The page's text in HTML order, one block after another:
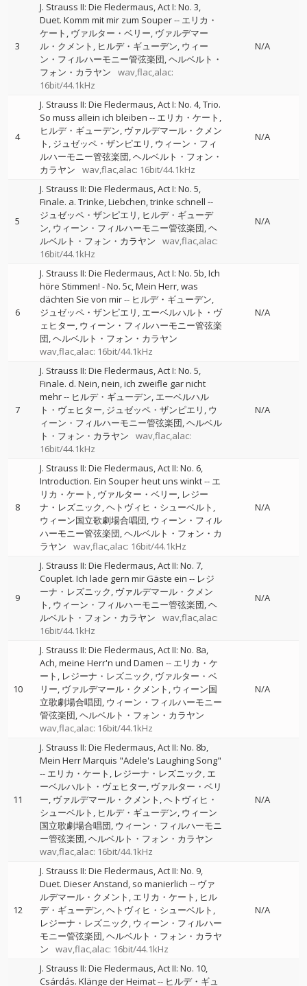
3
J. Strauss II: Die Fledermaus, Act I: No. 3,
Duet. Komm mit mir zum Souper-- エリカ・
ケート ヴァルター・ベリー ヴァルデマー
ル・クメント
ヒルデ・ギューデン ウィー
ン・フィルハーモニー管弦楽団 ヘルベルト・
フォン・カラヤン
wav,flac,alac:
16bit/44.1kHz
N/A
4
J. Strauss II: Die Fledermaus, Act I: No. 4, Trio.
So muss allein ich bleiben -- エリカ・ケート
ヒルデ・ギューデン ヴァルデマール・クメン
ト ジュゼッペ・ザンピエリ ウィーン・フィ
ルハーモニー管弦楽団 ヘルベルト・フォン・
カラヤン
wav,flac,alac: 16bit/44.1kHz
N/A
5
J. Strauss II: Die Fledermaus, Act I: No. 5,
Finale. a. Trinke, Liebchen, trinke schnell --
ジュゼッペ・ザンピエリ
ヒルデ・ギューデ
ン ウィーン・フィルハーモニー管弦楽団 ヘ
ルベルト・フォン・カラヤン
wav,flac,alac:
16bit/44.1kHz
N/A
6
J. Strauss II: Die Fledermaus, Act I: No. 5b, Ich
höre Stimmen! - No. 5c, Mein Herr, was
dächten Sie von mir-- ヒルデ・ギューデン
ジュゼッペ・ザンピエリ エーベルハルト・ヴ
ェヒター ウィーン・フィルハーモニー管弦楽
団 ヘルベルト・フォン・カラヤン
wav,flac,alac: 16bit/44.1kHz
N/A
7
J. Strauss II: Die Fledermaus, Act I: No. 5,
Finale. d. Nein, nein, ich zweifle gar nicht
mehr-- ヒルデ・ギューデン エーベルハル
ト・ヴェヒター ジュゼッペ・ザンピエリ ウ
ィーン・フィルハーモニー管弦楽団 ヘルベル
ト・フォン・カラヤン
wav,flac,alac:
16bit/44.1kHz
N/A
8
J. Strauss II: Die Fledermaus, Act II: No. 6,
Introduction. Ein Souper heut uns winkt-- エ
リカ・ケート ヴァルター・ベリー レジー
ナ・レズニック ヘトヴィヒ・シューベルト
ウィーン国立歌劇場合唱団 ウィーン・フィル
ハーモニー管弦楽団 ヘルベルト・フォン・カ
ラヤン
wav,flac,alac: 16bit/44.1kHz
N/A
9
J. Strauss II: Die Fledermaus, Act II: No. 7,
Couplet. Ich lade gern mir Gäste ein -- レジ
ーナ・レズニック ヴァルデマール・クメン
ト ウィーン・フィルハーモニー管弦楽団 ヘ
ルベルト・フォン・カラヤン
wav,flac,alac:
16bit/44.1kHz
N/A
10
J. Strauss II: Die Fledermaus, Act II: No. 8a,
Ach, meine Herr'n und Damen -- エリカ・ケ
ート
レジーナ・レズニック ヴァルター・ベ
リー ヴァルデマール・クメント ウィーン国
立歌劇場合唱団 ウィーン・フィルハーモニー
管弦楽団 ヘルベルト・フォン・カラヤン
wav,flac,alac: 16bit/44.1kHz
N/A
11
J. Strauss II: Die Fledermaus, Act II: No. 8b,
Mein Herr Marquis "Adele's Laughing Song"
-- エリカ・ケート レジーナ・レズニック エ
ーベルハルト・ヴェヒター ヴァルター・ベリ
ー ヴァルデマール・クメント ヘトヴィヒ・
シューベルト
ヒルデ・ギューデン ウィーン
国立歌劇場合唱団 ウィーン・フィルハーモニ
ー管弦楽団 ヘルベルト・フォン・カラヤン
wav,flac,alac: 16bit/44.1kHz
N/A
12
J. Strauss II: Die Fledermaus, Act II: No. 9,
Duet. Dieser Anstand, so manierlich -- ヴァ
ルデマール・クメント エリカ・ケート
ヒル
デ・ギューデン ヘトヴィヒ・シューベルト
レジーナ・レズニック ウィーン・フィルハー
モニー管弦楽団 ヘルベルト・フォン・カラヤ
ン
wav,flac,alac: 16bit/44.1kHz
N/A
J. Strauss II: Die Fledermaus, Act II: No. 10,
Csárdás. Klänge der Heimat-- ヒルデ・ギュ